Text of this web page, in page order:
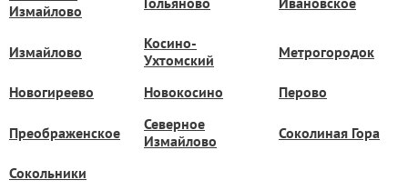
Измайлово
Измайлово
Косино-
Ухтомский
Метрогородок
Новогиреево Новокосино Перово
Преображенское
Северное
Измайлово
Соколиная Гора
Сокольники